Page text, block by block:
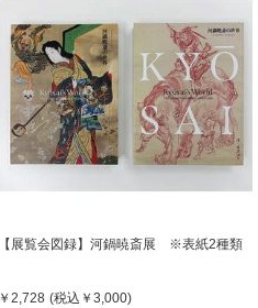
【展覧会図録】河鍋暁斎展 ※表紙2種類
￥2,728 (税込 ￥3,000)